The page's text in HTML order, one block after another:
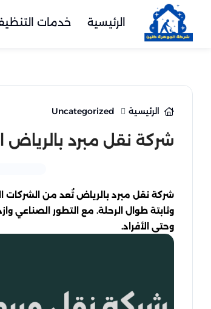
الرئيسية خدمات
الرئيسية Uncategorized
شركة نقل مبرد بالرياض افضل 0532336991 شركة نقل
شركة نقل مبرد بالرياض تُعد من الشركات
وثابتة طوال الرحلة. مع التطور الصناعي
وحتى الأفراد.